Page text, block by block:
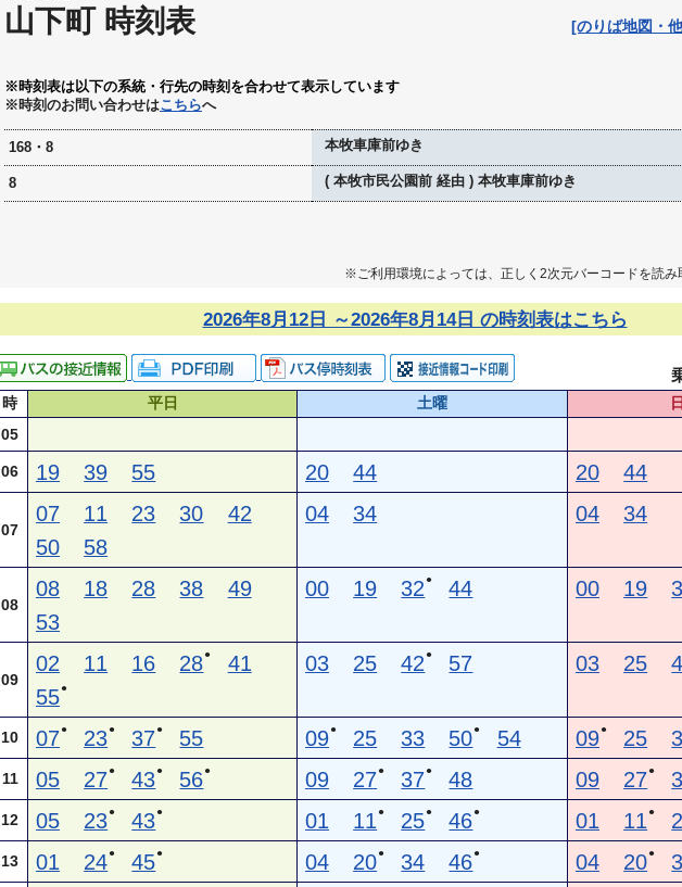
山下町 時刻表 [のりば地図・
※時刻表は以下の系統・行先の時刻を合わせて表示しています
※時刻のお問い合わせはこちらへ
168・8 本牧車庫前ゆき
8 ( 本牧市民公園前 経由 ) 本牧車庫前ゆき
※ご利用環境によっては、正しく2次元バーコードを読み
2026年8月12日 ～2026年8月14日 の時刻表はこちら
時 平日 土曜
05
06 19 39 55 20 44 20 44
07
07 11 23 30
42
50
58
04 34 04 34
08
08 18 28 38
49
53
00 19 32 ● 44 00 19
09
02 11 16 28●
41
55●
03 25 42 ● 57 03 25
10 07● 23● 37● 55 09● 25 33 50● 54 09● 25
11 05 27● 43● 56● 09 27● 37● 48 09 27●
12 05 23● 43● 01 11 ● 25● 46● 01 11 ●
13 01 24● 45● 04 20● 34 46● 04 20●